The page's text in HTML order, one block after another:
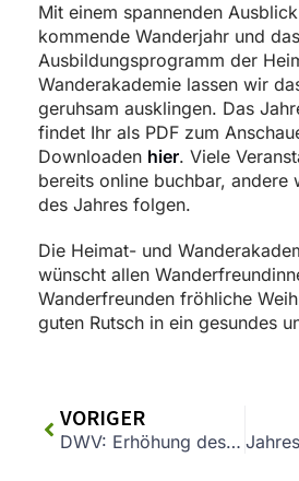
Mit einem spannenden
kommende Wanderjahr und das
Ausbildungsprogramm der
Wanderakademie lassen wir
geruhsam ausklingen. Das
findet Ihr als PDF zum
Downloaden hier. Viele
bereits online buchbar, andere
des Jahres folgen.
Die Heimat- und
wünscht allen
Wanderfreunden fröhliche
guten Rutsch in ein gesundes
VORIGER
DWV: Erhöhung des Mehrwertsteuersatzes in der Gastronomie gefährdet Wandertourismus